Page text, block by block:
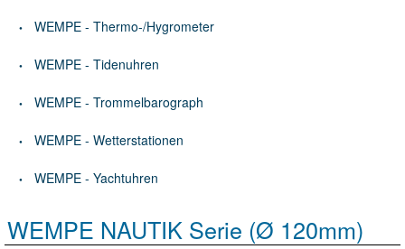
WEMPE - Thermo-/Hygrometer
WEMPE - Tidenuhren
WEMPE - Trommelbarograph
WEMPE - Wetterstationen
WEMPE - Yachtuhren
WEMPE NAUTIK Serie (Ø 120mm)